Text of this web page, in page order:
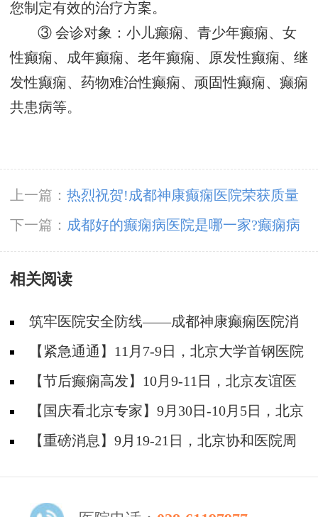
您制定有效的治疗方案。
③ 会诊对象：小儿癫痫、青少年癫痫、女
性癫痫、成年癫痫、老年癫痫、原发性癫痫、继
发性癫痫、药物难治性癫痫、顽固性癫痫、癫痫
共患病等。
上一篇： 热烈祝贺!成都神康癫痫医院荣获质量
榜样-“2024年度·医疗质量信誉双优示范医院”
下一篇： 成都好的癫痫病医院是哪一家?癫痫病
人发病时应该怎么护理?
相关阅读
筑牢医院安全防线——成都神康癫痫医院消
防安全培训纪实
【紧急通通】11月7-9日，北京大学首钢医院
神经内科胡颖教授亲临成都会诊，破解癫痫疑难
【节后癫痫高发】10月9-11日，北京友谊医
院陈葵博士免费会诊+治疗援助，破解癫痫难
题！
【国庆看北京专家】9月30日-10月5日，北京
天坛&首钢医院两大专家蓉城亲诊+癫痫大额救
【重磅消息】9月19-21日，北京协和医院周
线！